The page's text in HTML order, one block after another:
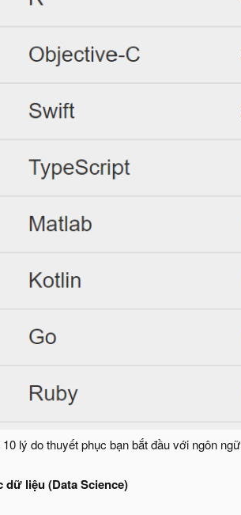
lý do thuyết phục bạn bắt đầu với ngôn
liệu (Data Science)